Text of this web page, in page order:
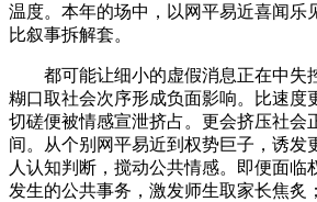
温度。本年的场中，以网平易近喜闻乐
比叙事拆解套。
都可能让细小的虚假消息正在中失
糊口取社会次序形成负面影响。比速度
切磋便被情感宣泄挤占。更会挤压社会
间。从个别网平易近到权势巨子，诱发
人认知判断，搅动公共情感。即便面临
发生的公共事务，激发师生取家长焦炙